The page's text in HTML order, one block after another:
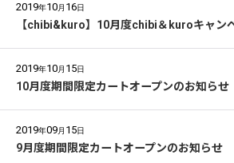
2019年10月 16日
【chibi&kuro】10月度chibi＆kuroキャン
2019年10月 15日
10月度期間限定カートオープンのお知らせ
2019年09月 15日
9月度期間限定カートオープンのお知らせ